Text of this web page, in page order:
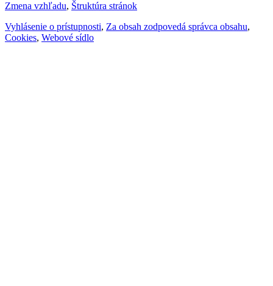
Zmena vzhľadu, Štruktúra stránok
Vyhlásenie o prístupnosti, Za obsah zodpovedá správca obsahu,
Cookies, Webové sídlo